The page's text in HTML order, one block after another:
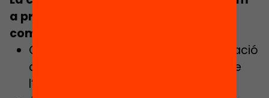
a processos d’indagació que
comporten: Fer-pensar-comunicar:
Contribueix a transformar l’organització
del centre i posar-la més al servei de
l’aprenentatge?